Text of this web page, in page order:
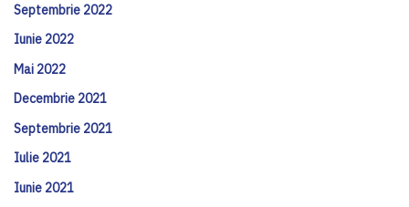
Septembrie 2022
Iunie 2022
Mai 2022
Decembrie 2021
Septembrie 2021
Iulie 2021
Iunie 2021